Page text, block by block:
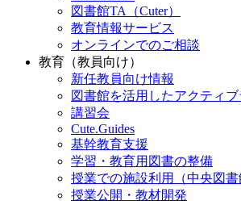
図書館TA（Cuter）
教育情報サービス
オンラインでのご相談
教育（教員向け）
新任教員向け情報
図書館を活用したアクティ
講習会
Cute.Guides
基幹教育支援
学習・教育用図書の整備
授業での施設利用（中央図書
授業公開・教材開発